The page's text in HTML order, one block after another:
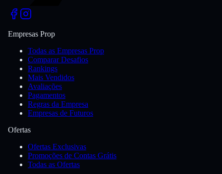
Empresas Prop
Todas as Empresas Prop
Comparar Desafios
Rankings
Mais Vendidos
Avaliações
Pagamentos
Regras da Empresa
Empresas de Futuros
Ofertas
Ofertas Exclusivas
Promoções de Contas Grátis
Todas as Ofertas